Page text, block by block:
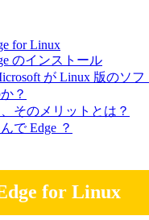
for Linux
のインストール
が Linux 版のソ
？
そのメリットとは？
で Edge ？
for Linux